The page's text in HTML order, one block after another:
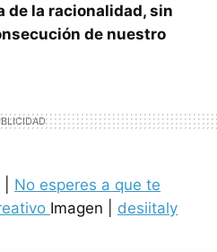
de la racionalidad, sin
de nuestro
No esperes a que te
Imagen | desiitaly